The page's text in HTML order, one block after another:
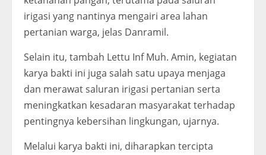
irigasi yang nantinya mengairi area lahan
pertanian warga, jelas Danramil.
Selain itu, tambah Lettu Inf Muh. Amin, kegiatan
karya bakti ini juga salah satu upaya menjaga
dan merawat saluran irigasi pertanian serta
meningkatkan kesadaran masyarakat terhadap
pentingnya kebersihan lingkungan, ujarnya.
Melalui karya bakti ini, diharapkan tercipta